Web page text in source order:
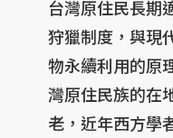
台灣原住民長期
狩獵制度，與現
物永續利用的原
灣原住民族的在
老，近年西方學